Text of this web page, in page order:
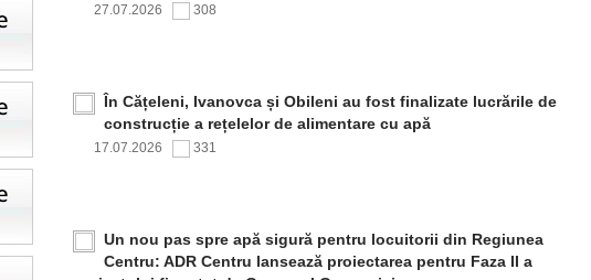
27.07.2026 308
În Cățeleni, Ivanovca și Obileni au fost finalizate lucrările de
construcție a rețelelor de alimentare cu apă
17.07.2026 331
Un nou pas spre apă sigură pentru locuitorii din Regiunea
Centru: ADR Centru lansează proiectarea pentru Faza II a